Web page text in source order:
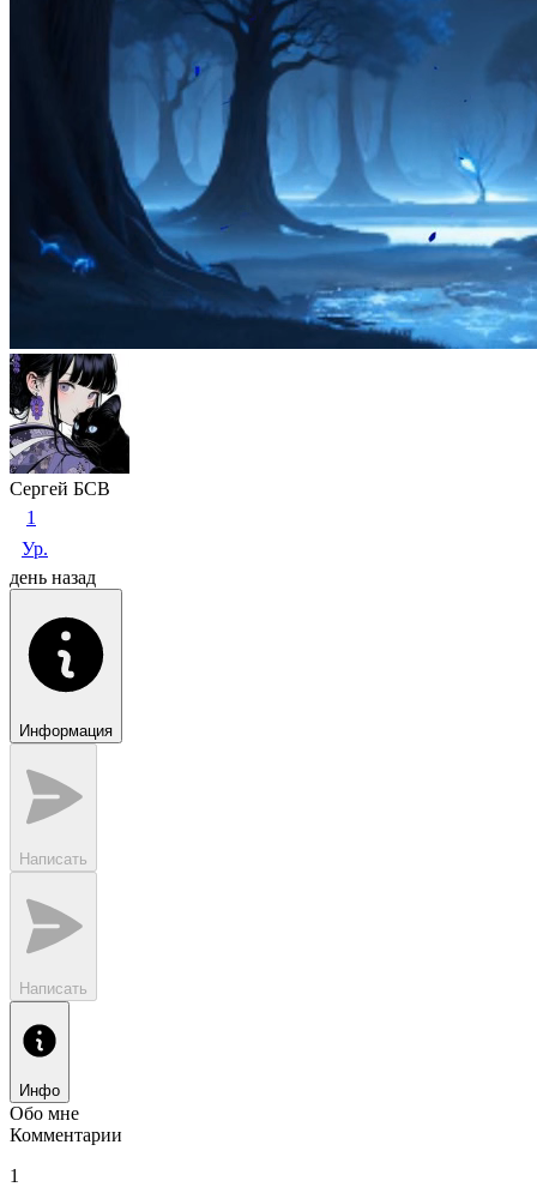
Сергей БСВ
1
Ур.
день назад
Информация
Написать
Написать
Инфо
Обо мне
Комментарии
1